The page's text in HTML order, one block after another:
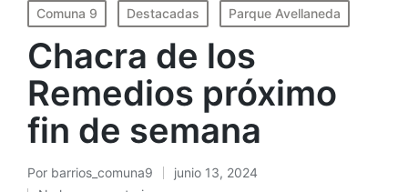
Publicado
en
Comuna 9 Destacadas Parque Avellaneda
Chacra de los
Remedios próximo
fin de semana
Publicado
Por barrios_comuna9
junio 13, 2024